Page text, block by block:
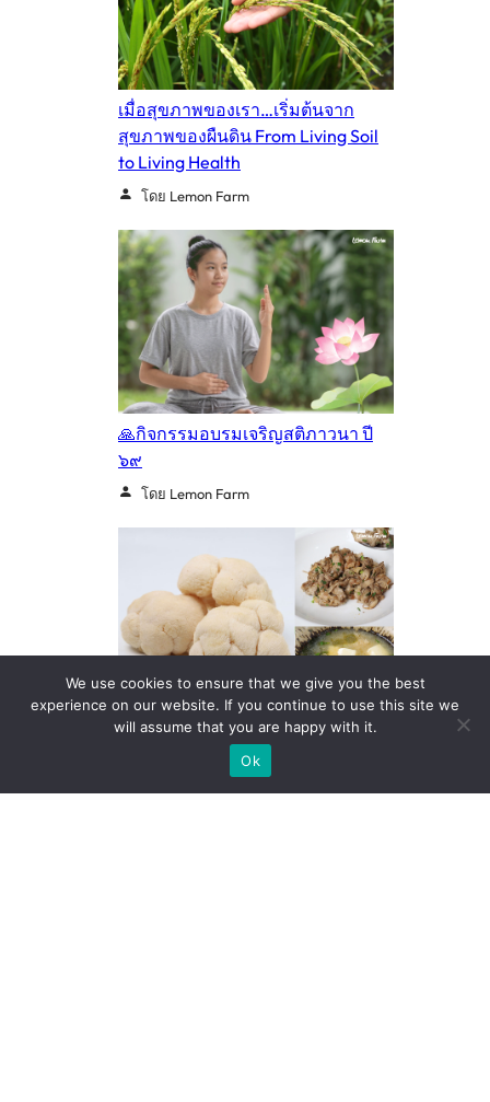
เมื่อสุขภาพของเรา…เริ่มต้นจาก
สุขภาพของผืนดิน From Living Soil
to Living Health
โดย Lemon Farm
🙏กิจกรรมอบรมเจริญสติภาวนา ปี
๖๙
โดย Lemon Farm
🍄เมนูสุขภาพ เห็ดหัวลิง
โดย Lemon Farm
We use cookies to ensure that we give you the best
experience on our website. If you continue to use this site we
will assume that you are happy with it.
Ok